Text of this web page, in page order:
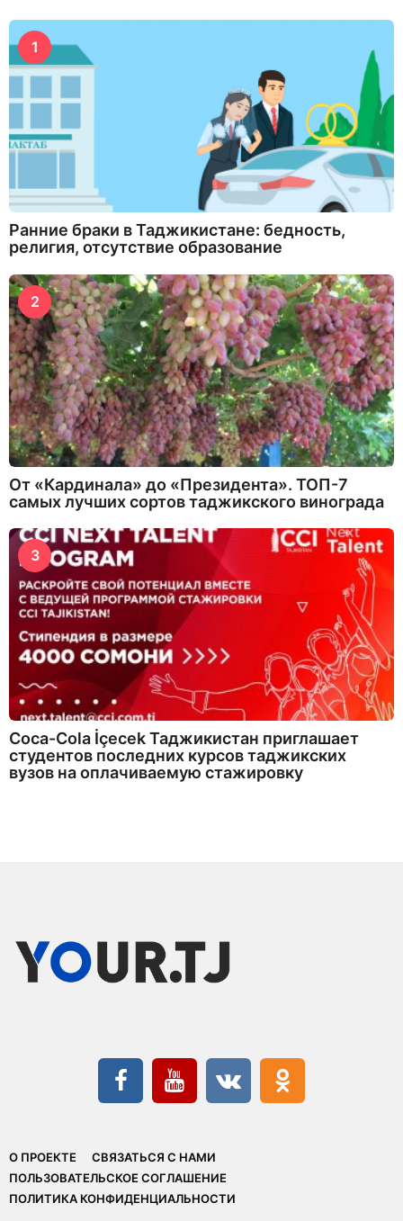
1
Ранние браки в Таджикистане: бедность,
религия, отсутствие образование
2
От «Кардинала» до «Президента». ТОП-7
самых лучших сортов таджикского винограда
3
Coca-Cola İçecek Таджикистан приглашает
студентов последних курсов таджикских
вузов на оплачиваемую стажировку
О ПРОЕКТЕ
СВЯЗАТЬСЯ С НАМИ
ПОЛЬЗОВАТЕЛЬСКОЕ СОГЛАШЕНИЕ
ПОЛИТИКА КОНФИДЕНЦИАЛЬНОСТИ